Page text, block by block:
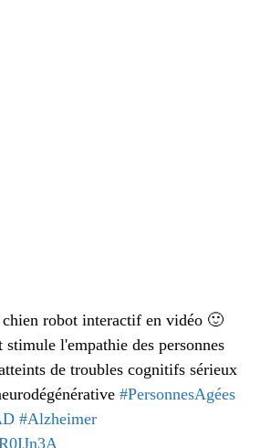
robot interactif en vidéo 🙂
stimule l'empathie des personnes
de troubles cognitifs sérieux
#PersonnesAgées
#Alzheimer